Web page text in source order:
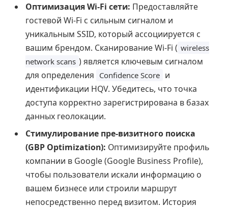
Оптимизация Wi-Fi сети: Предоставляйте
гостевой Wi-Fi с сильным сигналом и
уникальным SSID, который ассоциируется с
вашим брендом. Сканирование Wi-Fi ( wireless
network scans ) является ключевым сигналом
для определения Confidence Score и
идентификации HQV. Убедитесь, что точка
доступа корректно зарегистрирована в базах
данных геолокации.
Стимулирование пре-визитного поиска
(GBP Optimization): Оптимизируйте профиль
компании в Google (Google Business Profile),
чтобы пользователи искали информацию о
вашем бизнесе или строили маршрут
непосредственно перед визитом. История